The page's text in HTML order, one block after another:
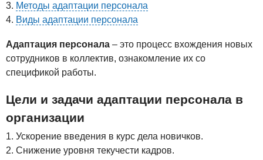
Методы адаптации персонала
Виды адаптации персонала
Адаптация персонала – это процесс вхождения новых
сотрудников в коллектив, ознакомление их со
спецификой работы.
Цели и задачи адаптации персонала в
организации
Ускорение введения в курс дела новичков.
Снижение уровня текучести кадров.